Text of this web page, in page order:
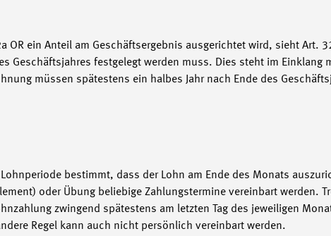
OR ein Anteil am Geschäftsergebnis ausgerichtet wird, sieht Art.
Geschäftsjahres festgelegt werden muss. Dies steht im Einklang
müssen spätestens ein halbes Jahr nach Ende des
bestimmt, dass der Lohn am Ende des Monats
oder Übung beliebige Zahlungstermine vereinbart werden.
zwingend spätestens am letzten Tag des jeweiligen
Regel kann auch nicht persönlich vereinbart werden.